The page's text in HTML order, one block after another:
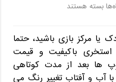
برای
توپ
پلاستیکی
استخری
+
بسته هستند
مرکز بازی باشید، حتما
استخری باکیفیت و قیمت
بعد از مدت کوتاهی
آب و آفتاب تغییر رنگ می‌